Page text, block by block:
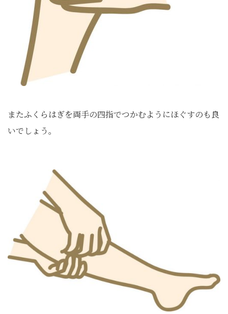
またふくらはぎを両手の四指でつかむようにほぐすのも良
いでしょう。